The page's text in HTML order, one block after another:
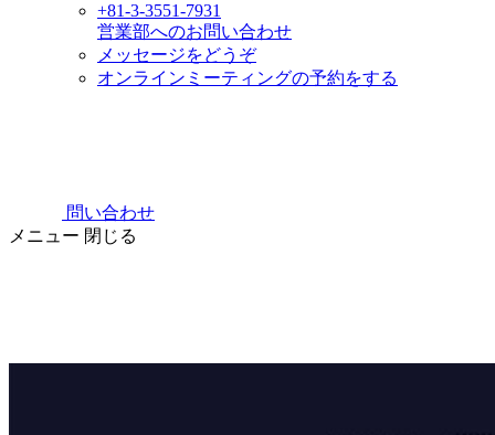
+81-3-3551-7931
営業部へのお問い合わせ
メッセージをどうぞ
オンラインミーティングの予約をする
問い合わせ
メニュー 閉じる